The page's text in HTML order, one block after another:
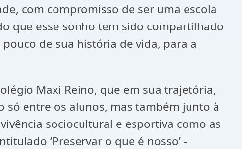
com compromisso de ser uma escola
que esse sonho tem sido compartilhado
de sua história de vida, para a
Maxi Reino, que em sua trajetória,
entre os alunos, mas também junto à
sociocultural e esportiva como as
‘Preservar o que é nosso’ -